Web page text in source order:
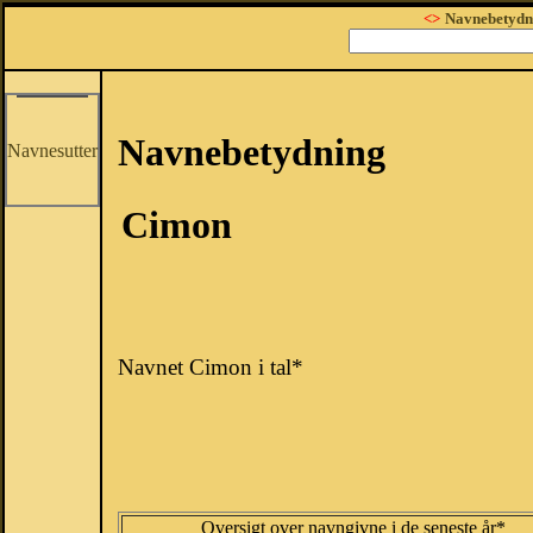
<>
Navnesutter
Navnebetydning
Cimon
Navnet Cimon i tal*
Oversigt over navngivne i de seneste år*